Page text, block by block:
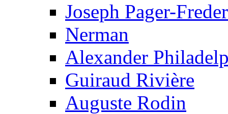
Joseph Pager-
Nerman
Alexander
Guiraud Rivière
Auguste Rodin